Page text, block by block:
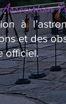
à
et des
officiel.